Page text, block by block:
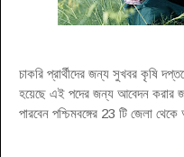
চাকরি প্রার্থীদের জন্য সুখবর কৃষি
হয়েছে এই পদের জন্য আবেদন করার
পারবেন পশ্চিমবঙ্গের 23 টি জেলা